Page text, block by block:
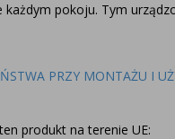
każdym pokoju. Tym
PRZY MONTAŻU I
produkt na terenie UE: